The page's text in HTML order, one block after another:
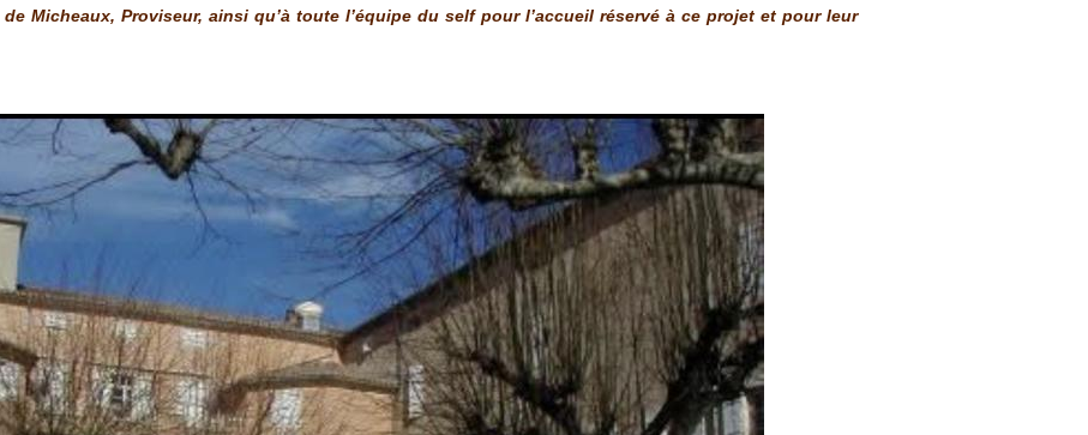
Micheaux, Proviseur, ainsi qu’à toute l’équipe du self pour l’accueil réservé à ce projet et pour leur